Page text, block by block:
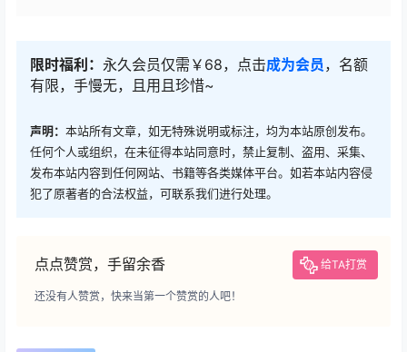
限时福利： 永久会员仅需￥68，点击成为会员，名额
有限，手慢无，且用且珍惜~
声明： 本站所有文章，如无特殊说明或标注，均为本站原创发布。
任何个人或组织，在未征得本站同意时，禁止复制、盗用、采集、
发布本站内容到任何网站、书籍等各类媒体平台。如若本站内容侵
犯了原著者的合法权益，可联系我们进行处理。
点点赞赏，手留余香 给TA打赏
还没有人赞赏，快来当第一个赞赏的人吧！